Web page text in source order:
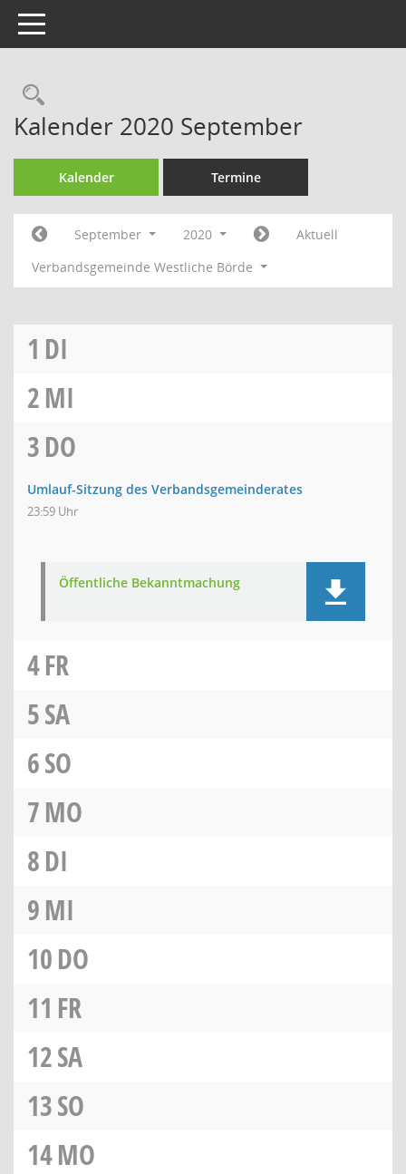
Toggle navigation
Rechercheauswahl
Kalender 2020 September
Kalender Termine
September 2020
Aktuell
Verbandsgemeinde Westliche Börde
1 DI
2MI
3DO
Umlauf-Sitzung des Verbandsgemeinderates
23:59 Uhr
Öffentliche Bekanntmachung
4FR
5SA
6SO
7MO
8DI
9MI
10DO
11 FR
12SA
13SO
14MO